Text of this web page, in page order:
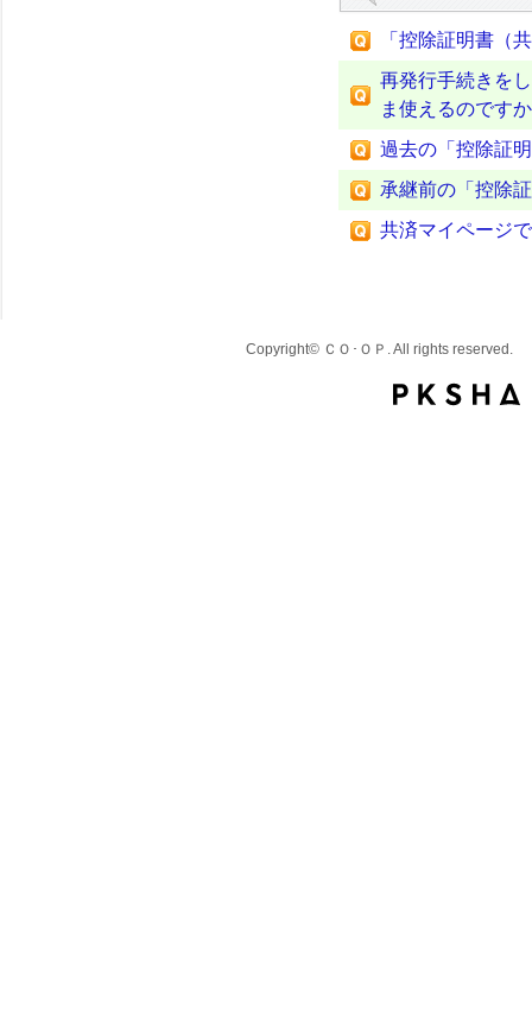
「控除証明書（
再発行手続きを
ま使えるのです
過去の「控除証
承継前の「控除
共済マイページ
Copyright© ＣＯ･ＯＰ. All rights reserved.